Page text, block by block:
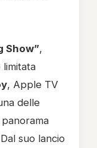
Show”,
limitata
, Apple TV
delle
suo lancio